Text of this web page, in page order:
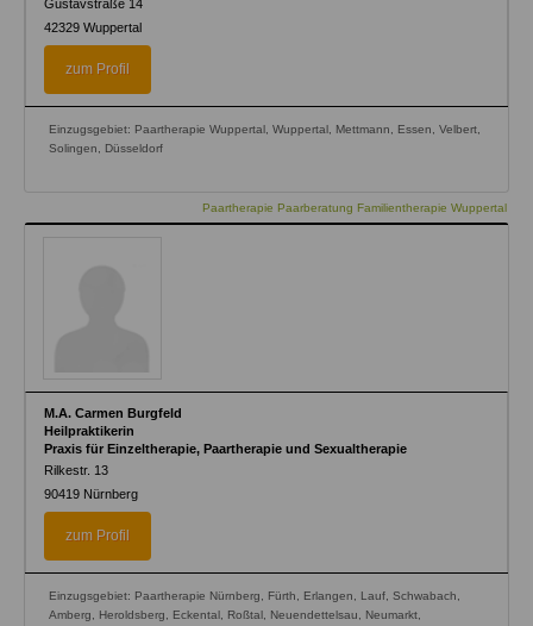
Gustavstraße 14
42329 Wuppertal
zum Profil
Einzugsgebiet: Paartherapie Wuppertal, Wuppertal, Mettmann, Essen, Velbert,
Solingen, Düsseldorf
Paartherapie Paarberatung Familientherapie Wuppertal
M.A. Carmen Burgfeld
Heilpraktikerin
Praxis für Einzeltherapie, Paartherapie und Sexualtherapie
Rilkestr. 13
90419 Nürnberg
zum Profil
Einzugsgebiet: Paartherapie Nürnberg, Fürth, Erlangen, Lauf, Schwabach,
Amberg, Heroldsberg, Eckental, Roßtal, Neuendettelsau, Neumarkt,